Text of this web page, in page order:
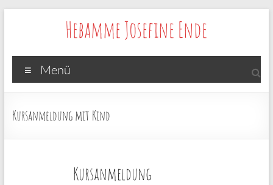
Hebamme Josefine Ende
Menü
Kursanmeldung mit Kind
Kursanmeldung